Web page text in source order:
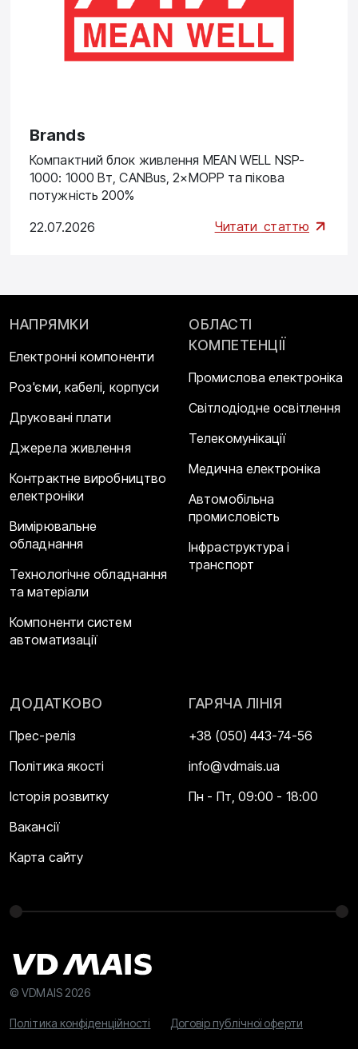
Brands
Компактний блок живлення MEAN WELL NSP-
1000: 1000 Вт, CANBus, 2×MOPP та пікова
потужність 200%
22.07.2026 Читати статтю
НАПРЯМКИ
Електронні компоненти
Роз'єми, кабелі, корпуси
Друковані плати
Джерела живлення
Контрактне виробництво
електроніки
Вимірювальне
обладнання
Технологічне обладнання
та матеріали
Компоненти систем
автоматизації
ОБЛАСТІ
КОМПЕТЕНЦІЇ
Промислова електроніка
Світлодіодне освітлення
Телекомунікації
Медична електроніка
Автомобільна
промисловість
Інфраструктура і
транспорт
ДОДАТКОВО
Прес-реліз
Політика якості
Історія розвитку
Вакансії
Карта сайту
ГАРЯЧА ЛІНІЯ
+38 (050) 443-74-56
info@vdmais.ua
Пн - Пт, 09:00 - 18:00
© VDMAIS 2026
Політика конфіденційності Договір публічної оферти